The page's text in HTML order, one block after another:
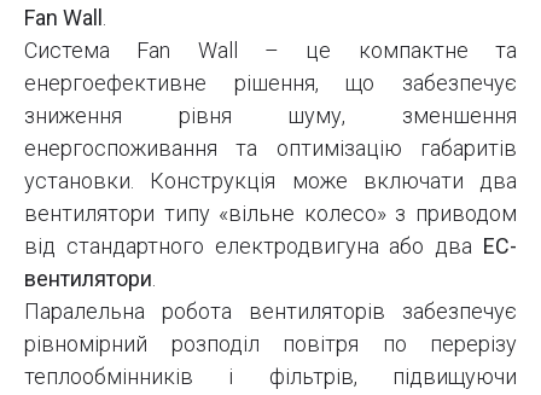
Fan Wall
Система Fan Wall – це компактне та
енергоефективне рішення, що забезпечує
зниження рівня шуму, зменшення
енергоспоживання та оптимізацію габаритів
установки. Конструкція може включати два
вентилятори типу «вільне колесо» з приводом
від стандартного електродвигуна або два EC-
вентилятори
Паралельна робота вентиляторів забезпечує
рівномірний розподіл повітря по перерізу
теплообмінників і фільтрів, підвищуючи